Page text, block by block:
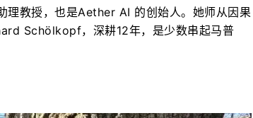
理教授，也是Aether AI 的创始人。她师从因果
Schölkopf，深耕12年，是少数串起马普